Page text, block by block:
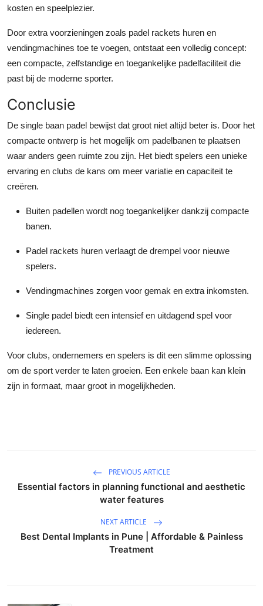
kosten en speelplezier.
Door extra voorzieningen zoals padel rackets huren en
vendingmachines toe te voegen, ontstaat een volledig concept:
een compacte, zelfstandige en toegankelijke padelfaciliteit die
past bij de moderne sporter.
Conclusie
De single baan padel bewijst dat groot niet altijd beter is. Door het
compacte ontwerp is het mogelijk om padelbanen te plaatsen
waar anders geen ruimte zou zijn. Het biedt spelers een unieke
ervaring en clubs de kans om meer variatie en capaciteit te
creëren.
Buiten padellen wordt nog toegankelijker dankzij compacte
banen.
Padel rackets huren verlaagt de drempel voor nieuwe
spelers.
Vendingmachines zorgen voor gemak en extra inkomsten.
Single padel biedt een intensief en uitdagend spel voor
iedereen.
Voor clubs, ondernemers en spelers is dit een slimme oplossing
om de sport verder te laten groeien. Een enkele baan kan klein
zijn in formaat, maar groot in mogelijkheden.
PREVIOUS ARTICLE
Essential factors in planning functional and aesthetic
water features
NEXT ARTICLE
Best Dental Implants in Pune | Affordable & Painless
Treatment